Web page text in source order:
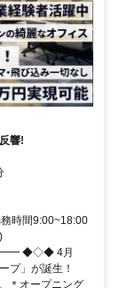
響!
時間9:00~18:00
◆◇◆ 4月
プ」が誕生！
ープニング